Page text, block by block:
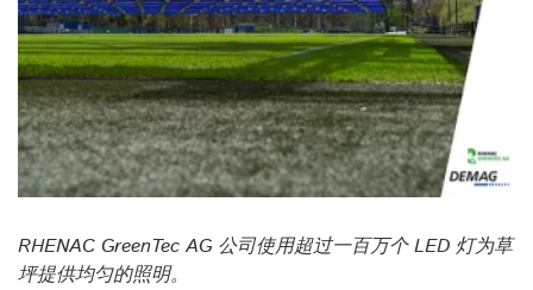
RHENAC GreenTec AG 公司使用超过一百万个 LED 灯为草
坪提供均匀的照明。